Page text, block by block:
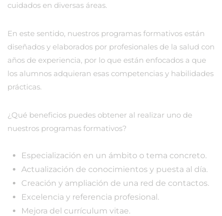
cuidados en diversas áreas.
En este sentido, nuestros programas formativos están
diseñados y elaborados por profesionales de la salud con
años de experiencia, por lo que están enfocados a que
los alumnos adquieran esas competencias y habilidades
prácticas.
¿Qué beneficios puedes obtener al realizar uno de
nuestros programas formativos?
Especialización en un ámbito o tema concreto.
Actualización de conocimientos y puesta al día.
Creación y ampliación de una red de contactos.
Excelencia y referencia profesional.
Mejora del currículum vitae.